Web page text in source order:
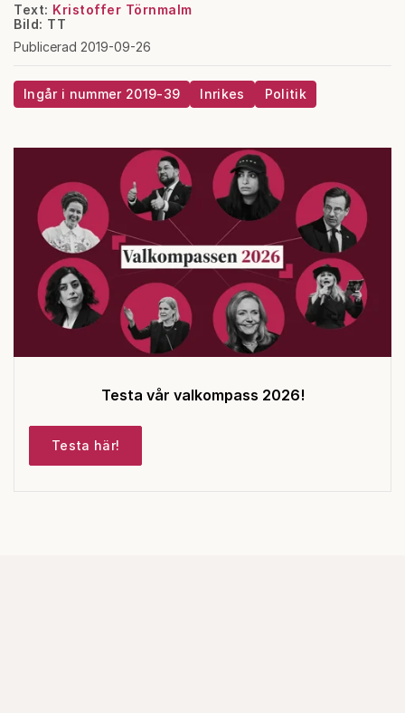
Text: Kristoffer Törnmalm
Bild: TT
Publicerad 2019-09-26
Ingår i nummer 2019-39 Inrikes Politik
Testa vår valkompass 2026!
Testa här!